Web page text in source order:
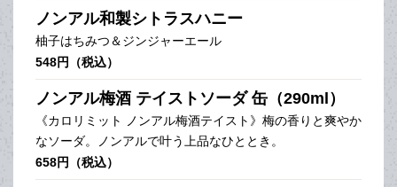
ノンアル和製シトラスハニー
柚子はちみつ＆ジンジャーエール
548円（税込）
ノンアル梅酒 テイストソーダ 缶（290ml）
《カロリミット ノンアル梅酒テイスト》梅の香りと爽やか
なソーダ。ノンアルで叶う上品なひととき。
658円（税込）